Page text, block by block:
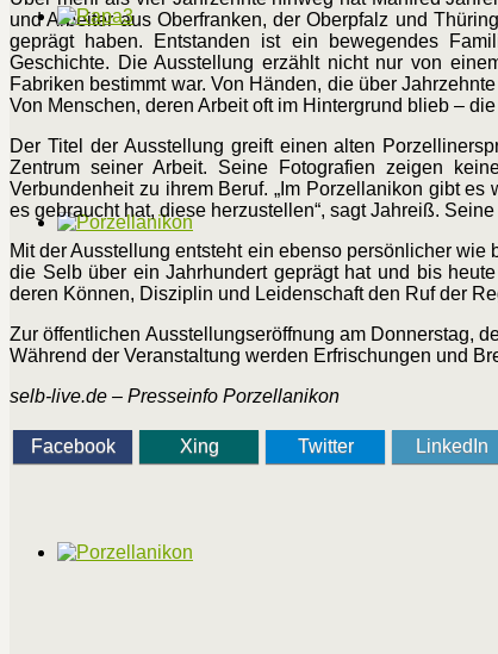
und Arbeiter aus Oberfranken, der Oberpfalz und
geprägt haben. Entstanden ist ein bewegendes
Geschichte. Die Ausstellung erzählt nicht nur von
Fabriken bestimmt war. Von Händen, die über
Von Menschen, deren Arbeit oft im Hintergrund blieb –
Der Titel der Ausstellung greift einen alten
Zentrum seiner Arbeit. Seine Fotografien zeigen
Verbundenheit zu ihrem Beruf. „Im Porzellanikon gibt
es gebraucht hat, diese herzustellen“, sagt Jahreiß.
Mit der Ausstellung entsteht ein ebenso persönlicher
die Selb über ein Jahrhundert geprägt hat und bis
deren Können, Disziplin und Leidenschaft den Ruf der
Zur öffentlichen Ausstellungseröffnung am Donnerstag,
Während der Veranstaltung werden Erfrischungen und
selb-live.de – Presseinfo Porzellanikon
Facebook Xing Twitter LinkedIn